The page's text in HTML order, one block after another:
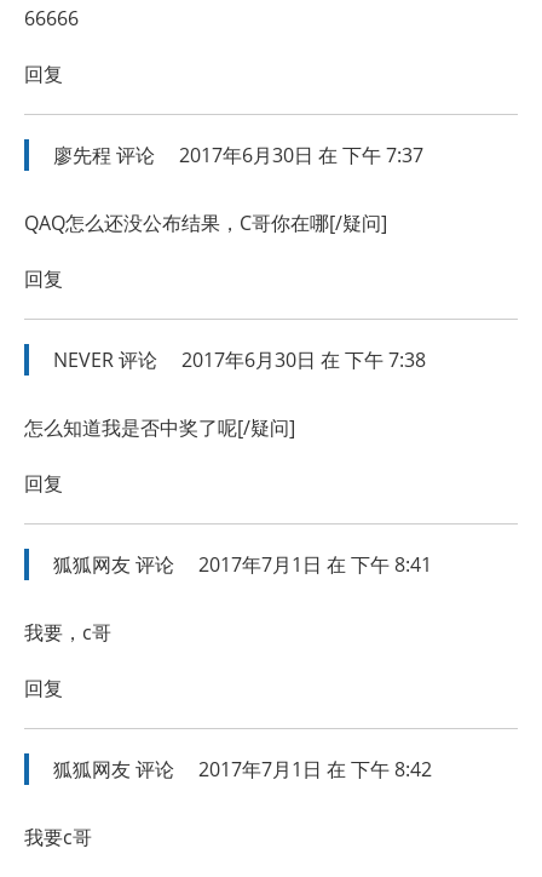
66666
回复
廖先程 评论 2017年6月30日 在 下午 7:37
QAQ怎么还没公布结果，C哥你在哪[/疑问]
回复
NEVER评论 2017年6月30日 在 下午 7:38
怎么知道我是否中奖了呢[/疑问]
回复
狐狐网友评论 2017年7月1日 在 下午 8:41
我要，c哥
回复
狐狐网友评论 2017年7月1日 在 下午 8:42
我要c哥